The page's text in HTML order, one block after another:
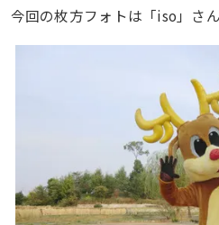
今回の枚方フォトは「iso」さ